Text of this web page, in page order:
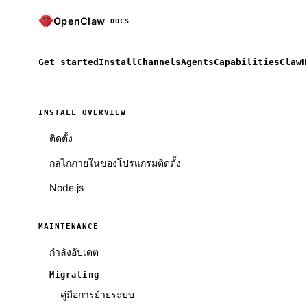
OpenClaw DOCS
Get started Install ChannelsAgentsCapabilities
INSTALL OVERVIEW
ติดตั้ง
กลไกภายในของโปรแกรมติดตั้ง
Node.js
MAINTENANCE
กำลังอัปเดต
Migrating
คู่มือการย้ายระบบ